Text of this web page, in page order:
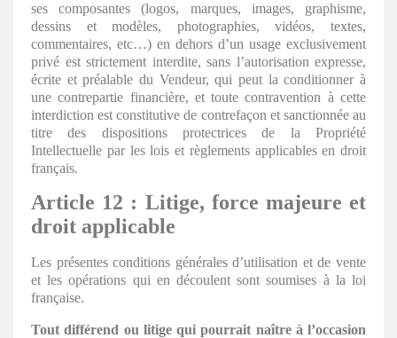
ses composantes (logos, marques, images, graphisme,
dessins et modèles, photographies, vidéos, textes,
commentaires, etc…) en dehors d’un usage exclusivement
privé est strictement interdite, sans l’autorisation expresse,
écrite et préalable du Vendeur, qui peut la conditionner à
une contrepartie financière, et toute contravention à cette
interdiction est constitutive de contrefaçon et sanctionnée au
titre des dispositions protectrices de la Propriété
Intellectuelle par les lois et règlements applicables en droit
français.
Article 12 : Litige, force majeure et
droit applicable
Les présentes conditions générales d’utilisation et de vente
et les opérations qui en découlent sont soumises à la loi
française.
Tout différend ou litige qui pourrait naître à l’occasion